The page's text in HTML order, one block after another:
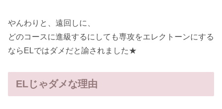
やんわりと、遠回しに、
どのコースに進級するにしても専攻をエレクトーンにする
ならELではダメだと諭されました★
ELじゃダメな理由